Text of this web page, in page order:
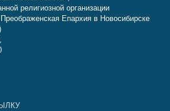
религиозной организации
Епархия в Новосибирске